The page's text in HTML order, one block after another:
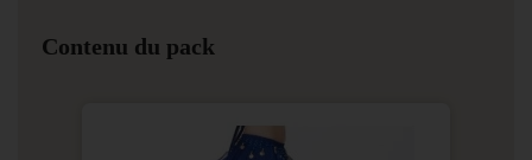
Contenu du pack